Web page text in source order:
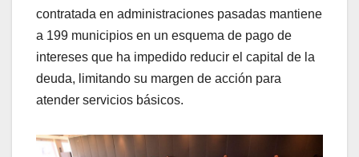
contratada en administraciones pasadas mantiene
a 199 municipios en un esquema de pago de
intereses que ha impedido reducir el capital de la
deuda, limitando su margen de acción para
atender servicios básicos.